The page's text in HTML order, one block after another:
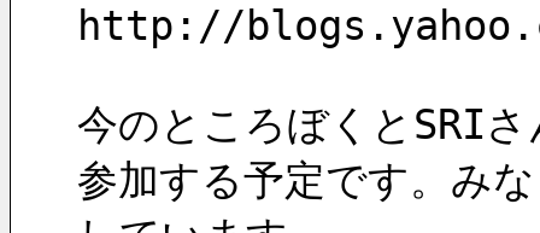
http://
今のところぼくとSRI
参加する予定です。み